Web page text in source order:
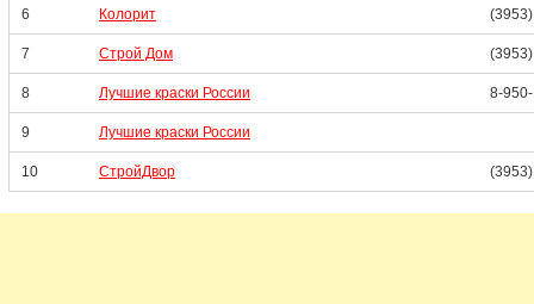
6 Колорит
7 Строй Дом
8 Лучшие краски России 8-
9 Лучшие краски России
10 СтройДвор